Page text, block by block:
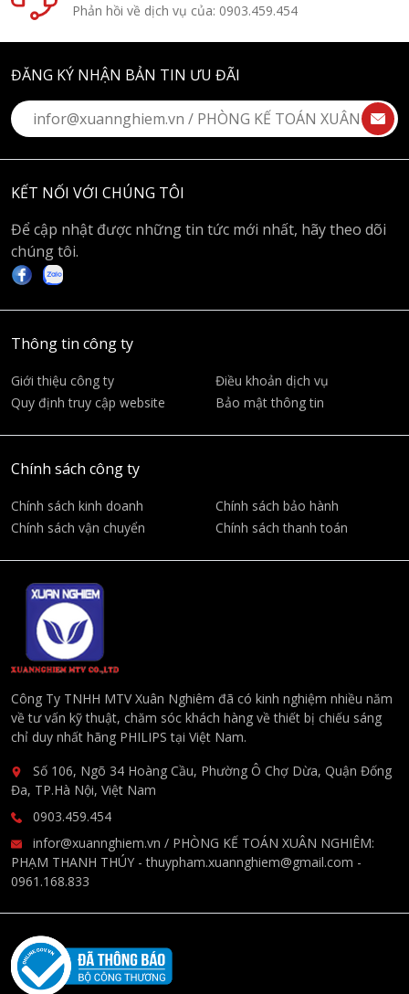
Phản hồi về dịch vụ của: 0903.459.454
ĐĂNG KÝ NHẬN BẢN TIN ƯU ĐÃI
KẾT NỐI VỚI CHÚNG TÔI
Để cập nhật được những tin tức mới nhất, hãy theo dõi
chúng tôi.
Thông tin công ty
Giới thiệu công ty
Điều khoản dịch vụ
Quy định truy cập website
Bảo mật thông tin
Chính sách công ty
Chính sách kinh doanh
Chính sách bảo hành
Chính sách vận chuyển
Chính sách thanh toán
Công Ty TNHH MTV Xuân Nghiêm đã có kinh nghiệm nhiều năm
về tư vấn kỹ thuật, chăm sóc khách hàng về thiết bị chiếu sáng
chỉ duy nhất hãng PHILIPS tại Việt Nam.
Số 106, Ngõ 34 Hoàng Cầu, Phường Ô Chợ Dừa, Quận Đống
Đa, TP.Hà Nội, Việt Nam
0903.459.454
infor@xuannghiem.vn / PHÒNG KẾ TOÁN XUÂN NGHIÊM:
PHẠM THANH THÚY - thuypham.xuannghiem@gmail.com -
0961.168.833